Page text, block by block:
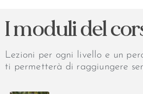
I moduli del
Lezioni per ogni livello e un
ti permetterà di raggiungere